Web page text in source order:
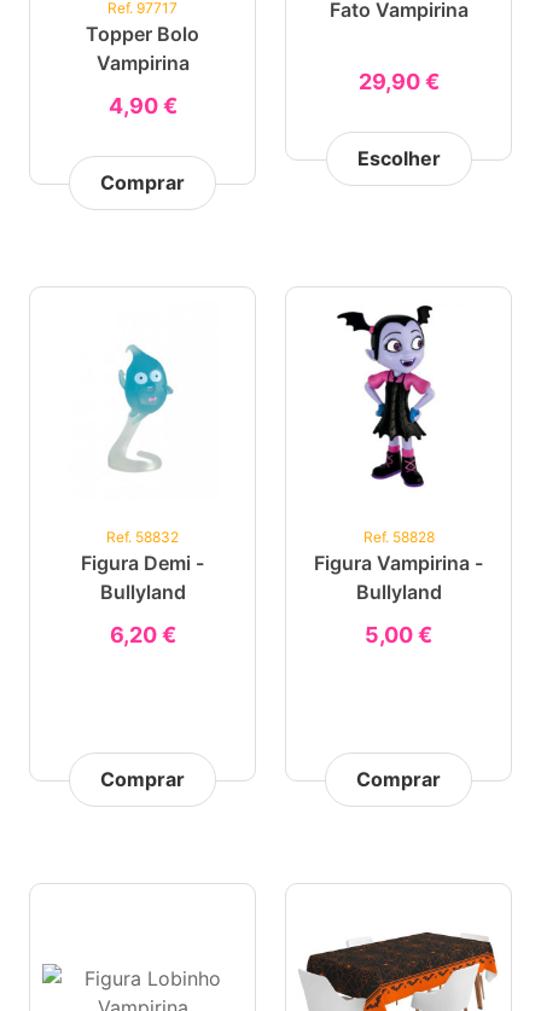
Ref. 97717
Topper Bolo
Vampirina
4,90 €
Comprar
Fato Vampirina
29,90 €
Escolher
Ref. 58832
Figura Demi -
Bullyland
6,20 €
Comprar
Ref. 58828
Figura Vampirina -
Bullyland
5,00 €
Comprar